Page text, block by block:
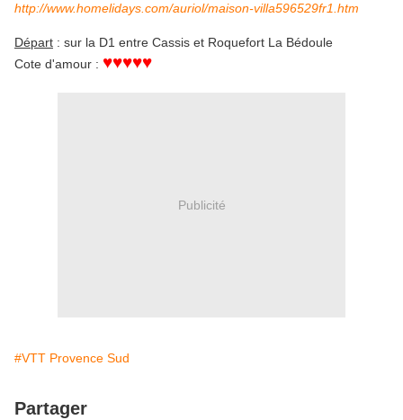
http://www.homelidays.com/auriol/maison-villa596529fr1.htm
Départ : sur la D1 entre Cassis et Roquefort La Bédoule
Cote d'amour : ♥♥♥♥♥
Publicité
#VTT Provence Sud
Partager